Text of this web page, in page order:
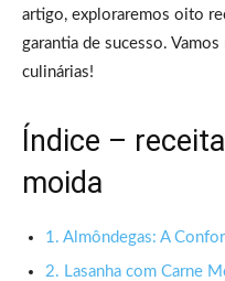
artigo, exploraremos oito
garantia de sucesso.
culinárias!
Índice –
moida
1. Almôndegas: A
2. Lasanha com Carne